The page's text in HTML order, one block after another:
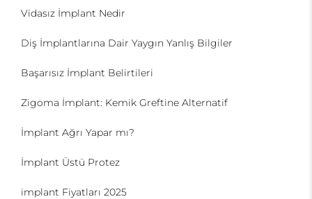
Vidasız İmplant Nedir
Diş İmplantlarına Dair Yaygın Yanlış Bilgiler
Başarısız İmplant Belirtileri
Zigoma İmplant: Kemik Greftine Alternatif
İmplant Ağrı Yapar mı?
İmplant Üstü Protez
implant Fiyatları 2025